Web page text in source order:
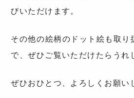
びいただけます。
その他の絵柄のドット絵も取り
で、ぜひご覧いただけたらうれ
ぜひおひとつ、よろしくお願い